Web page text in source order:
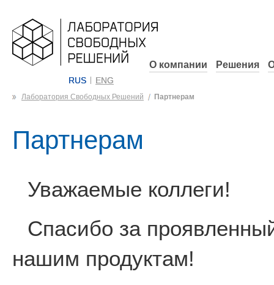
RUS ENG
О компании Решения
Лаборатория Свободных Решений Партнерам
Партнерам
Уважаемые коллеги!
Спасибо за
нашим продуктам!